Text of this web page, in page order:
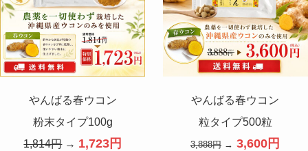
やんばる春ウコン
粉末タイプ100g
1,814円→ 1,723円
やんばる春ウコン
粒タイプ500粒
3,888円 → 3,600円